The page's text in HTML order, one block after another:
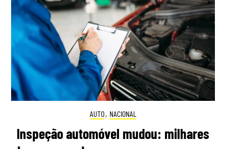
AUTO, NACIONAL
Inspeção automóvel mudou: milhares